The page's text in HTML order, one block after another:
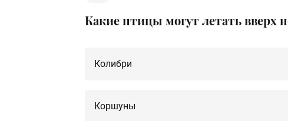
Какие птицы могут летать вверх
Колибри
Коршуны